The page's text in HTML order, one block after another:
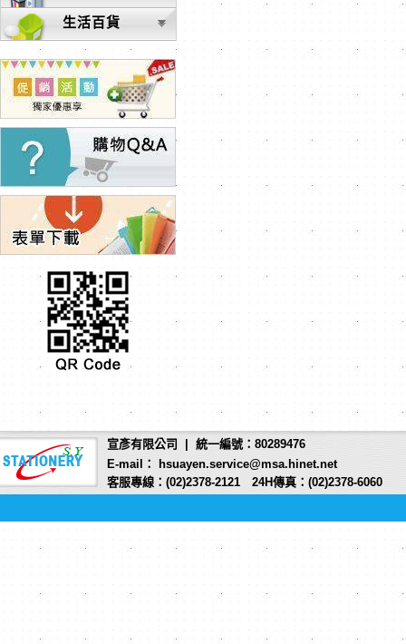
生活百貨
宣彥有限公司 | 統一編號：80289476
E-mail： hsuayen.service@msa.hinet.net
客服專線：(02)2378-2121 24H傳真：(02)2378-6060